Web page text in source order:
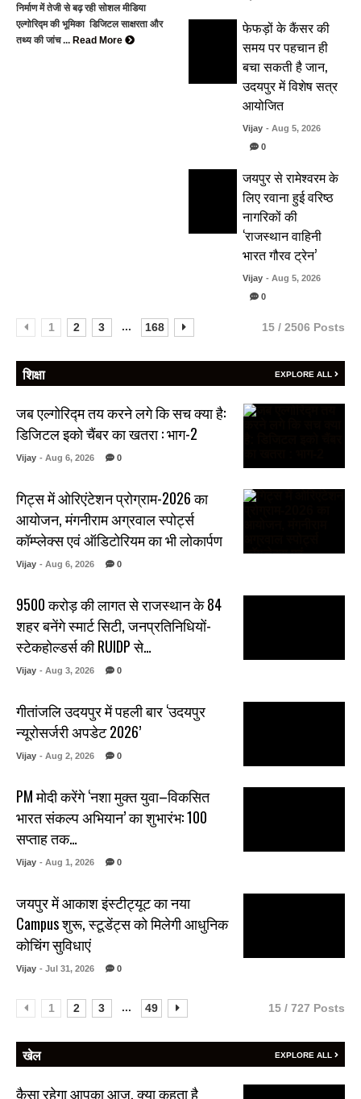
निर्माण में तेजी से बढ़ रही सोशल मीडिया
एल्गोरिद्म की भूमिका डिजिटल साक्षरता और
तथ्य की जांच ... Read More
फेफड़ों के कैंसर की
समय पर पहचान ही
बचा सकती है जान,
उदयपुर में विशेष सत्र
आयोजित
Vijay - Aug 5, 2026
0
जयपुर से रामेश्वरम के
लिए रवाना हुई वरिष्ठ
नागरिकों की
‘राजस्थान वाहिनी
भारत गौरव ट्रेन’
Vijay - Aug 5, 2026
0
1 2 3 ... 168 15 / 2506 Posts
शिक्षा EXPLORE ALL
जब एल्गोरिद्म तय करने लगे कि सच क्या है:
डिजिटल इको चैंबर का खतरा : भाग-2
Vijay - Aug 6, 2026 0
गिट्स में ओरिएंटेशन प्रोग्राम-2026 का
आयोजन, मंगनीराम अग्रवाल स्पोर्ट्स
कॉम्प्लेक्स एवं ऑडिटोरियम का भी लोकार्पण
Vijay - Aug 6, 2026 0
₹9500 करोड़ की लागत से राजस्थान के 84
शहर बनेंगे स्मार्ट सिटी, जनप्रतिनिधियों-
स्टेकहोल्डर्स की RUIDP से…
Vijay - Aug 3, 2026 0
गीतांजलि उदयपुर में पहली बार ‘उदयपुर
न्यूरोसर्जरी अपडेट 2026’
Vijay - Aug 2, 2026 0
PM मोदी करेंगे ‘नशा मुक्त युवा–विकसित
भारत संकल्प अभियान’ का शुभारंभ: 100
सप्ताह तक…
Vijay - Aug 1, 2026 0
जयपुर में आकाश इंस्टीट्यूट का नया
Campus शुरू, स्टूडेंट्स को मिलेगी आधुनिक
कोचिंग सुविधाएं
Vijay - Jul 31, 2026 0
1 2 3 ... 49 15 / 727 Posts
खेल EXPLORE ALL
कैसा रहेगा आपका आज, क्या कहता है